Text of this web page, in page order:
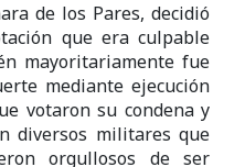
de los Pares, decidió
que era culpable
mayoritariamente fue
mediante ejecución
votaron su condena y
diversos militares que
orgullosos de ser